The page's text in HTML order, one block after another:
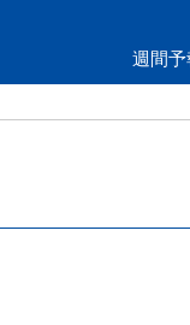
週間